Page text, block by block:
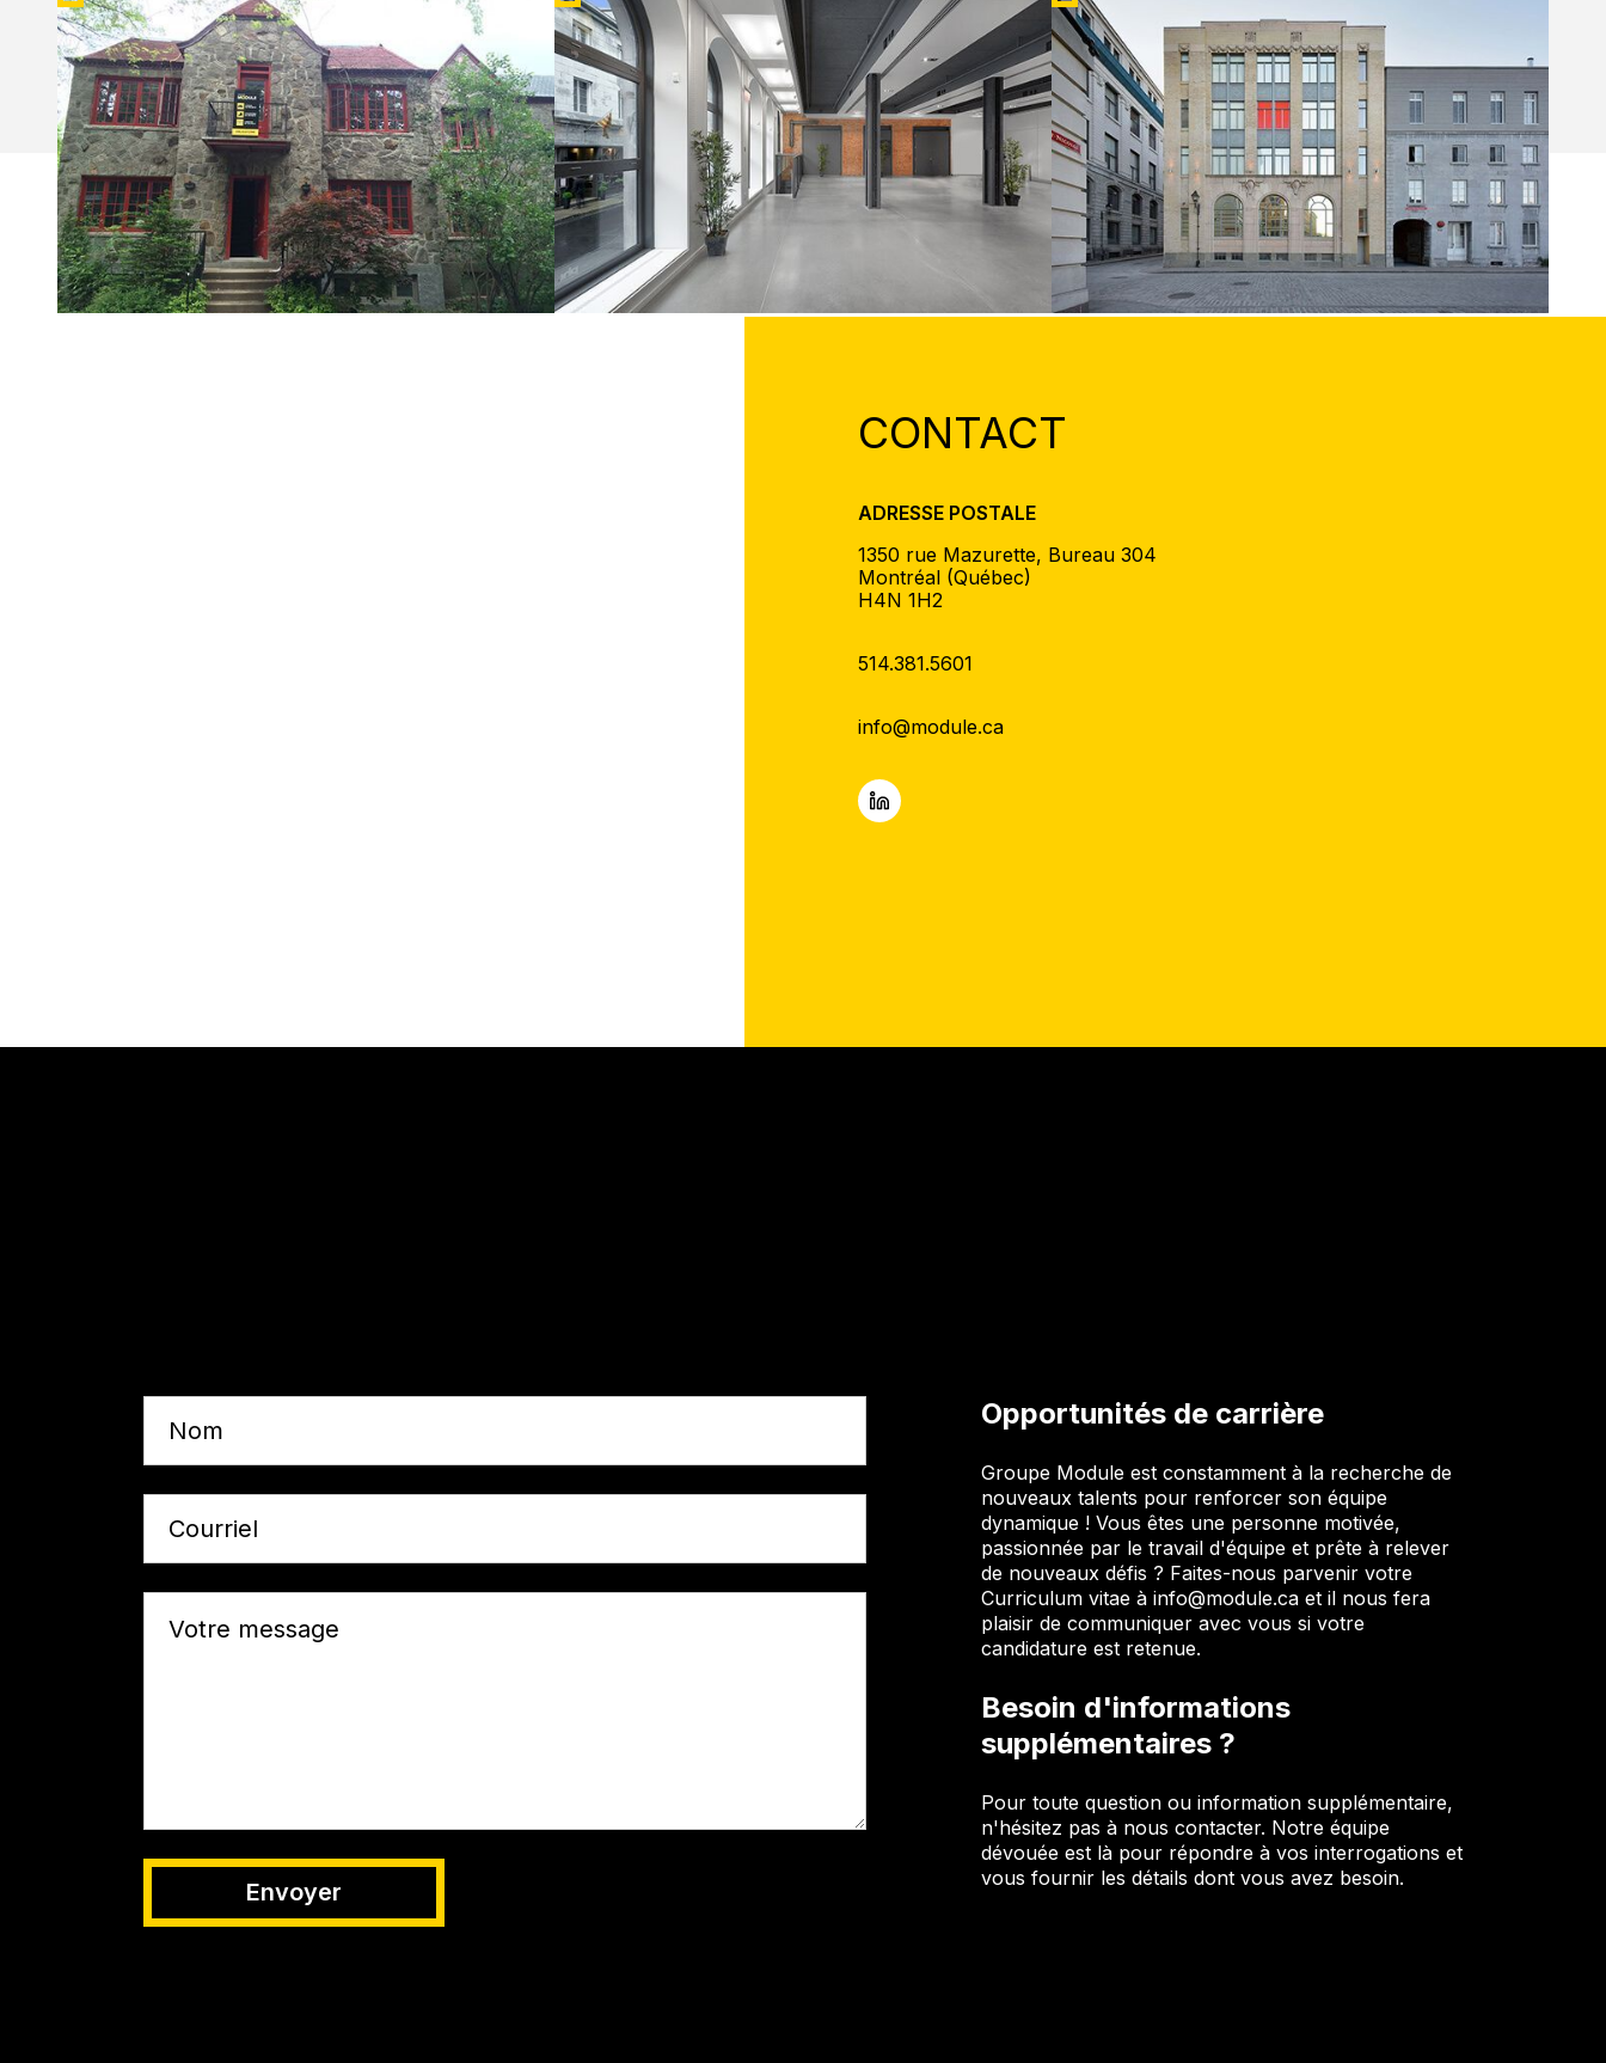
RÉNOVATION DU 2795-97
WILLOWDALE
CENTRE PHI - ESPACE PLATEAU DHC ART
Groupe Module
CONTACT
ADRESSE POSTALE
1350 rue Mazurette, Bureau 304
Montréal (Québec)
H4N 1H2
514.381.5601
info@module.ca
Opportunités de carrière
Groupe Module est constamment à la recherche de
nouveaux talents pour renforcer son équipe
dynamique ! Vous êtes une personne motivée,
passionnée par le travail d'équipe et prête à relever
de nouveaux défis ? Faites-nous parvenir votre
Curriculum vitae à info@module.ca et il nous fera
plaisir de communiquer avec vous si votre
candidature est retenue.
Besoin d'informations
supplémentaires ?
Pour toute question ou information supplémentaire,
n'hésitez pas à nous contacter. Notre équipe
dévouée est là pour répondre à vos interrogations et
vous fournir les détails dont vous avez besoin.